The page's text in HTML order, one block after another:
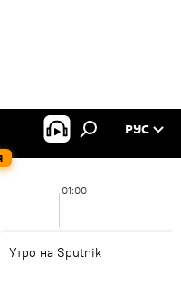
РУС
01:00
Утро на Sputnik